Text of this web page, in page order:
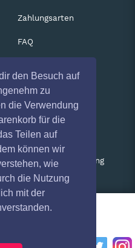
den Besuch auf
zu
die Verwendung
für die
Teilen auf
können wir
wie
die Nutzung
mit der
Zahlungsarten
FAQ
Services
Gutscheine
Geschäftskunden
Kartenrückgabe
Besucherregistrierung